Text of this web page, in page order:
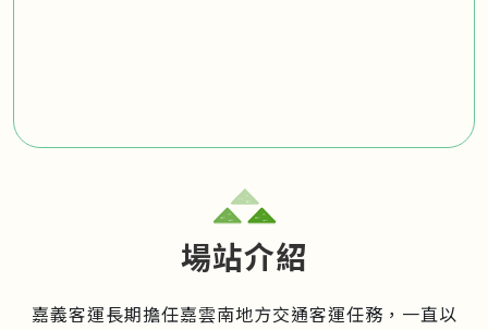
場站介紹
嘉義客運長期擔任嘉雲南地方交通客運任務，一直以